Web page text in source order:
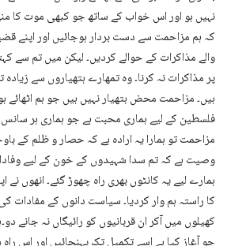
نہیں ہو اور اس خواب کے ساتھ جو کبھی موت کا
کہ ہم مزاحمت سے دست بردار ہوجائیں اور اپنے
والے مذاکرات کے حوالے کردیں۔ لیکن میں تم سے
پر مذاکرات نہ کرنا۔ وہ تمھارے ہتھیاروں سے
ہیں۔ مزاحمت محض ہتھیار نہیں ہیں جو ہم اٹھائے
فلسطین کے لیے ہماری محبت ہے جو ہماری ہر سانس
مزاحمت تو ہمارا یہ ارادہ ہے کہ حصار و ظلم کے
وصیت ہے کہ تم سدا شہیدوں کے خون کے لیے وفادار
ہمارے لیے یہ کانٹوں بھری راہ چھوڑ گئے۔ انھوں نے
کا راستہ ہم وار کردیا۔ سیاست دانوں کے مفادات
کھیلوں میں آکر ان قربانیوں کو رائیگاں نہ جانے